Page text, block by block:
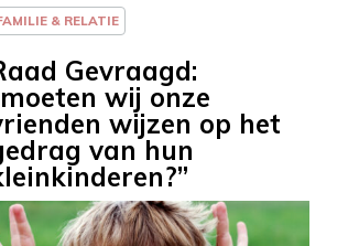
& RELATIE
Gevraagd:
wij onze
wijzen op het
van hun